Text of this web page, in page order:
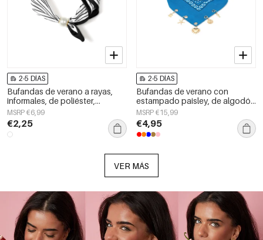
2-5 DÍAS
Bufandas de verano a rayas,
informales, de poliéster,
accesorios para el día a día.
MSRP €6,99
€2,25
2-5 DÍAS
Bufandas de verano con
estampado paisley, de algodón
clásico, accesorios para el día a
día.
MSRP €15,99
€4,95
VER MÁS